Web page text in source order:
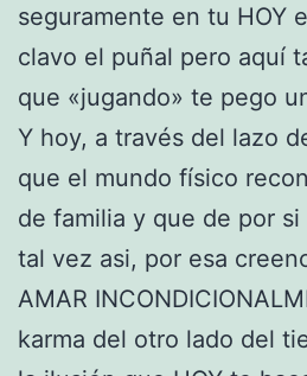
seguramente en tu HOY
clavo el puñal pero aquí
que «jugando» te pego
Y hoy, a través del lazo
que el mundo físico
de familia y que de por si
tal vez asi, por esa
AMAR
karma del otro lado del